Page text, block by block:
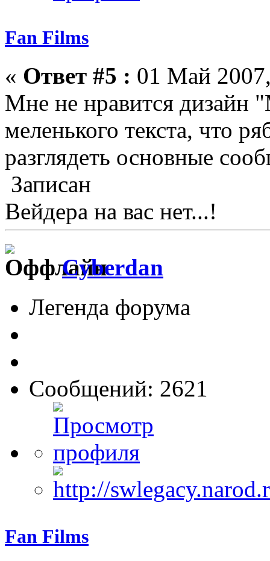
Fan Films
« Ответ #5 : 01 Май
Мне не нравится дизайн
меленького текста, что
разглядеть основные
Записан
Вейдера на вас нет...!
Cyberdan
Легенда форума
Сообщений: 2621
Fan Films